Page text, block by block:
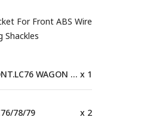
For Front ABS Wire
Shackles
61-120 kg(F) x 1
78/79 x 2